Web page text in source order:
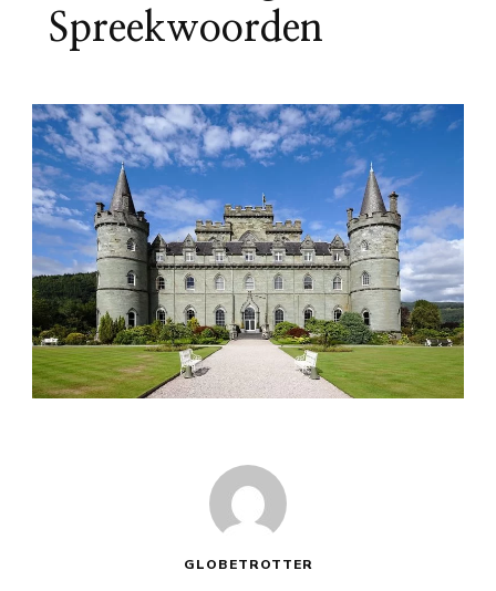
Spreekwoorden
GLOBETROTTER